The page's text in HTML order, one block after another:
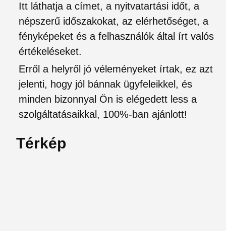
Itt láthatja a címet, a nyitvatartási időt, a
népszerű időszakokat, az elérhetőséget, a
fényképeket és a felhasználók által írt valós
értékeléseket.
Erről a helyről jó véleményeket írtak, ez azt
jelenti, hogy jól bánnak ügyfeleikkel, és
minden bizonnyal Ön is elégedett less a
szolgáltatásaikkal, 100%-ban ajánlott!
Térkép